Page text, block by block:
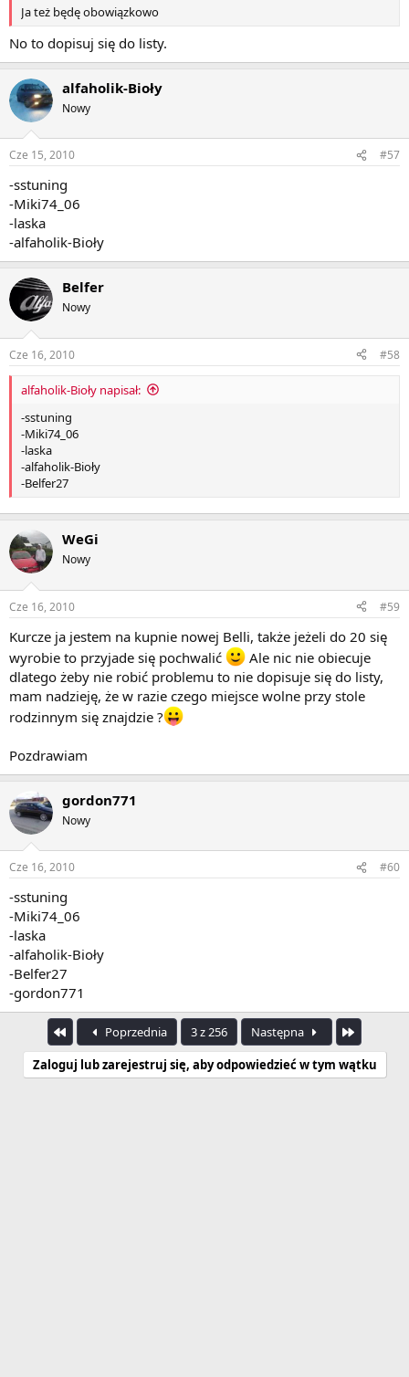
Ja też będę obowiązkowo
No to dopisuj się do listy.
alfaholik-Bioły
Nowy
Cze 15, 2010 #57
-sstuning
-Miki74_06
-laska
-alfaholik-Bioły
Belfer
Nowy
Cze 16, 2010 #58
alfaholik-Bioły napisał:
-sstuning
-Miki74_06
-laska
-alfaholik-Bioły
-Belfer27
WeGi
Nowy
Cze 16, 2010 #59
Kurcze ja jestem na kupnie nowej Belli, także jeżeli do 20 się
wyrobie to przyjade się pochwalić
Ale nic nie obiecuje
dlatego żeby nie robić problemu to nie dopisuje się do listy,
mam nadzieję, że w razie czego miejsce wolne przy stole
rodzinnym się znajdzie ?
Pozdrawiam
gordon771
Nowy
Cze 16, 2010 #60
-sstuning
-Miki74_06
-laska
-alfaholik-Bioły
-Belfer27
-gordon771
PierwszyPoprzednia 3 z 256 Następna
Zaloguj lub zarejestruj się, aby odpowiedzieć w tym wątku